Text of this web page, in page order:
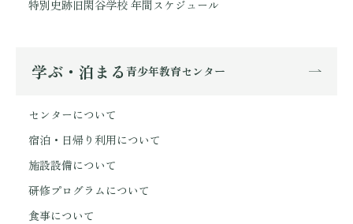
特別史跡旧閑谷学校 年間スケジュール
学ぶ・泊まる 青少年教育センター
センターについて
宿泊・日帰り利用について
施設設備について
研修プログラムについて
食事について